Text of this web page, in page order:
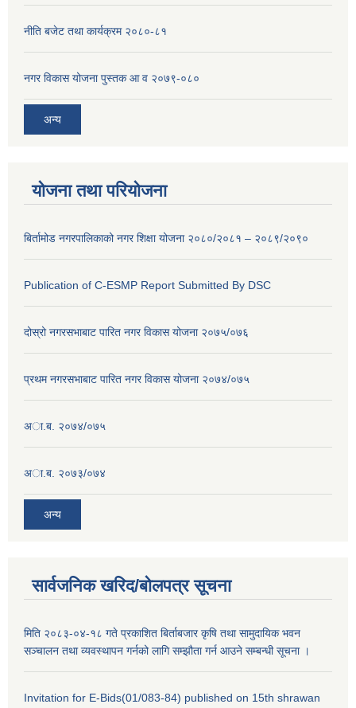
नीति बजेट तथा कार्यक्रम २०८०-८१
नगर विकास योजना पुस्तक आ व २०७९-०८०
अन्य
योजना तथा परियोजना
बिर्तामोड नगरपालिकाको नगर शिक्षा योजना २०८०/२०८१ – २०८९/२०९०
Publication of C-ESMP Report Submitted By DSC
दोस्रो नगरसभाबाट पारित नगर विकास योजना २०७५/०७६
प्रथम नगरसभाबाट पारित नगर विकास योजना २०७४/०७५
अा.ब. २०७४/०७५
अा.ब. २०७३/०७४
अन्य
सार्वजनिक खरिद/बोलपत्र सूचना
मिति २०८३-०४-१८ गते प्रकाशित बिर्ताबजार कृषि तथा सामुदायिक भवन
सञ्चालन तथा व्यवस्थापन गर्नको लागि सम्झौता गर्न आउने सम्बन्धी सूचना ।
Invitation for E-Bids(01/083-84) published on 15th shrawan